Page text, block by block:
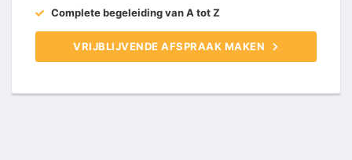
Complete begeleiding van A tot Z
VRIJBLIJVENDE AFSPRAAK MAKEN